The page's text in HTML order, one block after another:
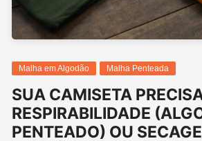
Malha em Algodão Malha Penteada
SUA CAMISETA
RESPIRABILIDADE
PENTEADO) OU